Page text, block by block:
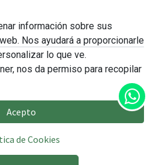
mínima 25cm
información sobre sus
Nos ayudará a proporcionarle
lo que ve.
nos da permiso para recopilar
Acepto
de Cookies